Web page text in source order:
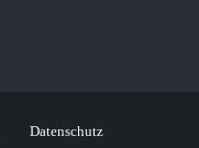
Datenschutz